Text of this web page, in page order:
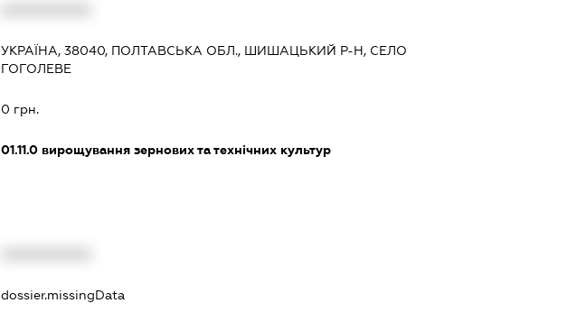
УКРАЇНА, 38040, ПОЛТАВСЬКА ОБЛ., ШИШАЦЬКИЙ Р-Н, СЕЛО
ГОГОЛЕВЕ
0 грн.
01.11.0 вирощування зернових та технічних культур
dossier.missingData